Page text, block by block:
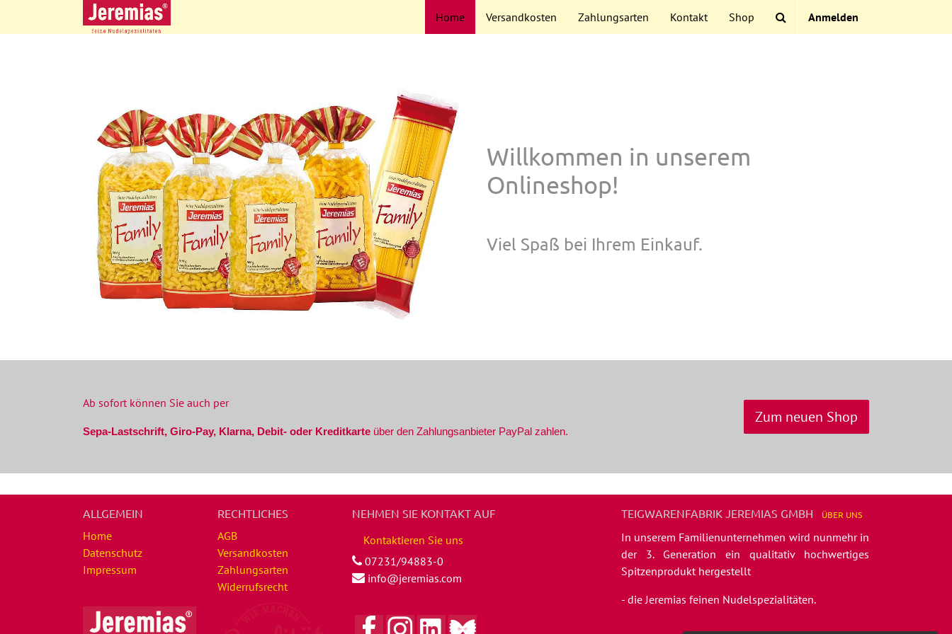
Home Versandkosten Zahlungsarten Kontakt Shop Anmelden
Willkommen in unserem
Onlineshop!
Viel Spaß bei Ihrem Einkauf.
Ab sofort können Sie auch per
Sepa-Lastschrift, Giro-Pay, Klarna, Debit- oder Kreditkarte über den Zahlungsanbieter PayPal zahlen.
Zum neuen Shop
ALLGEMEIN
Home
Datenschutz
Impressum
RECHTLICHES
AGB
Versandkosten
Zahlungsarten
Widerrufsrecht
NEHMEN SIE KONTAKT AUF
Kontaktieren Sie uns
07231/94883-0
info@jeremias.com
TEIGWARENFABRIK JEREMIAS GMBH ÜBER UNS
In unserem Familienunternehmen wird nunmehr in
der 3. Generation ein qualitativ hochwertiges
Spitzenprodukt hergestellt
- die Jeremias feinen Nudelspezialitäten.